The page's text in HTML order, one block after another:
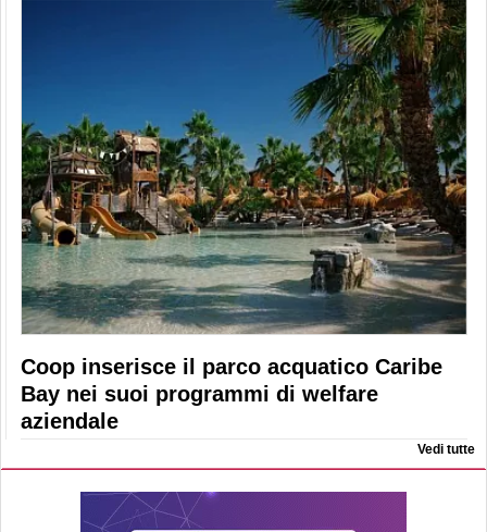
Coop inserisce il parco acquatico Caribe
Bay nei suoi programmi di welfare
aziendale
Vedi tutte